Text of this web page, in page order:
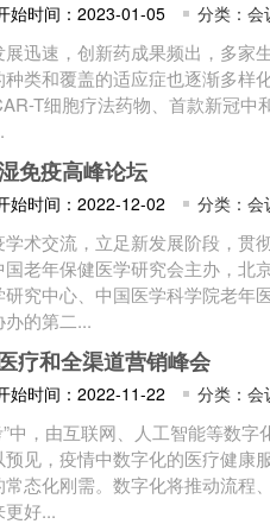
始时间：2023-01-05 分类：会
迅速，创新药成果频出，多家
类和覆盖的适应症也逐渐多样
T细胞疗法药物、首款新冠中
免疫高峰论坛
始时间：2022-12-02 分类：会
术交流，立足新发展阶段，贯
老年保健医学研究会主办，北
究中心、中国医学科学院老年
的第二...
疗和全渠道营销峰会
始时间：2022-11-22 分类：会
中，由互联网、人工智能等数字
见，疫情中数字化的医疗健康
态化刚需。数字化将推动流程
好...